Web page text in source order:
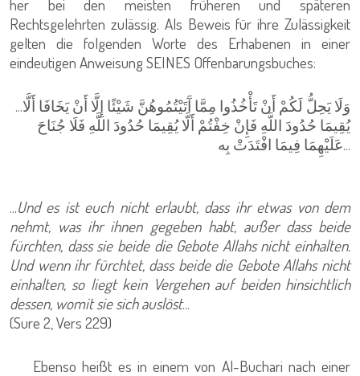
her bei den meisten früheren und späteren
Rechtsgelehrten zulässig. Als Beweis für ihre Zulässigkeit
gelten die folgenden Worte des Erhabenen in einer
eindeutigen Anweisung SEINES Offenbarungsbuches:
...وَلَا يَحِلُّ لَكُمْ أَنْ تَأْخُذُوا مِمَّا آَتَيْتُمُوهُنَّ شَيْئًا إِلَّا أَنْ يَخَافَا أَلَّا
يُقِيمَا حُدُودَ اللَّهِ فَإِنْ خِفْتُمْ أَلَّا يُقِيمَا حُدُودَ اللَّهِ فَلَا جُنَاحَ
عَلَيْهِمَا فِيمَا افْتَدَتْ بِه...
...Und es ist euch nicht erlaubt, dass ihr etwas von dem
nehmt, was ihr ihnen gegeben habt, außer dass beide
fürchten, dass sie beide die Gebote Allahs nicht einhalten.
Und wenn ihr fürchtet, dass beide die Gebote Allahs nicht
einhalten, so liegt kein Vergehen auf beiden hinsichtlich
dessen, womit sie sich auslöst...
(Sure 2, Vers 229)
Ebenso heißt es in einem von Al-Buchari nach einer